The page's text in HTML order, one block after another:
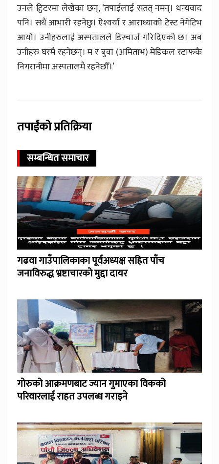
उनले ट्विटरमा लेखेका छन्, ‘तपाईलाई सतत् नमन्। धन्‍यवाद
पनि। सधैं आभारी रहनेछु। ऐश्‍वर्या र आराध्याको टेस्ट नेगेटिभ
आयो। उनीहरुलाई अस्पतालले डिस्चार्ज गरिदिएको छ। अब
उनीहरु घरमै रहनेछन्। म र बुवा (अमिताभ) मेडिकल स्टाफकै
निगरानीमा अस्पतालमै रहनेछौँ।’
तपाईंको प्रतिक्रिया
सम्बन्धित समाचार
गढवा गाउँपालिकाका पूर्वअध्यक्ष सहित पाँच
जनाविरुद्ध भ्रष्टाचारको मुद्दा दायर
गोरुको आक्रमणबाट ज्यान गुमाएका विकको
परिवारलाई राहत उपलब्ध गराइने